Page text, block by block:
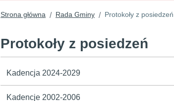
Strona główna / Rada Gminy / Protokoły z posiedzeń
Protokoły z posiedzeń
Kadencja 2024-2029
Kadencje 2002-2006